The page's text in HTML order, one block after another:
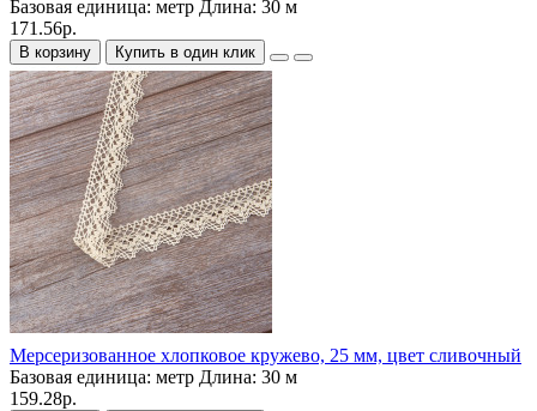
Базовая единица: метр Длина: 30 м
171.56р.
В корзину Купить в один клик
Мерсеризованное хлопковое кружево, 25 мм, цвет сливочный
Базовая единица: метр Длина: 30 м
159.28р.